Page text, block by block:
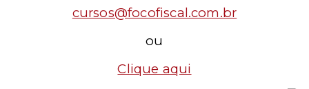
cursos@focofiscal.com.br
ou
Clique aqui